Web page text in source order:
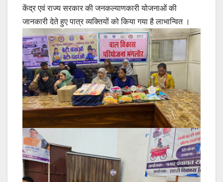
केंद्र एवं राज्य सरकार की जनकल्याणकारी योजनाओं की
जानकारी देते हुए पात्र व्यक्तियों को किया गया है लाभान्वित ।